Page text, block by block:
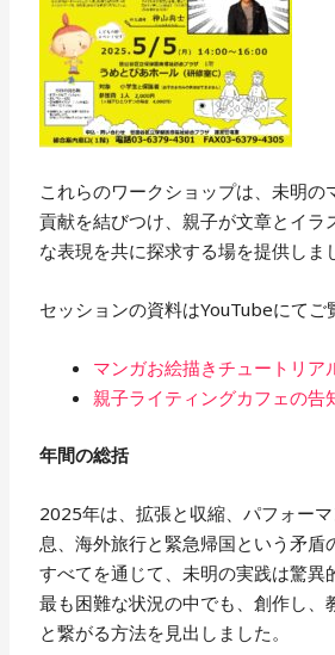
これらのワークショップは、未明の
貢献を結びつけ、親子が文章とイラ
な表現を共に探求する場を提供しま
セッションの資料はYouTubeにてご
マンガお絵描きチュートリア
親子ライティングカフェの告
年間の総括
2025年は、拡張と収縮、パフォー
息、海外旅行と緊急帰国という矛盾
すべてを通じて、未明の実践は驚異
最も困難な状況の中でも、創作し、
と繋がる方法を見出しました。